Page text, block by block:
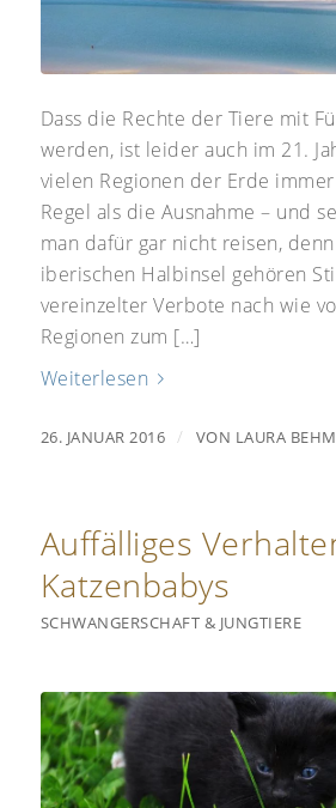
Dass die Rechte der Tiere mit
werden, ist leider auch im 21.
vielen Regionen der Erde
Regel als die Ausnahme – und
man dafür gar nicht reisen,
iberischen Halbinsel gehören
vereinzelter Verbote nach wie
Regionen zum […]
Weiterlesen
26. JANUAR 2016 / VON LAURA BEHM
Auffälliges
Katzenbabys
SCHWANGERSCHAFT & JUNGTIERE